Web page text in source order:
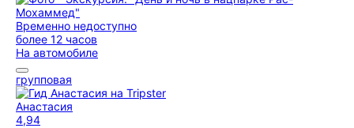
Временно недоступно
более 12 часов
На автомобиле
групповая
Анастасия
4,94